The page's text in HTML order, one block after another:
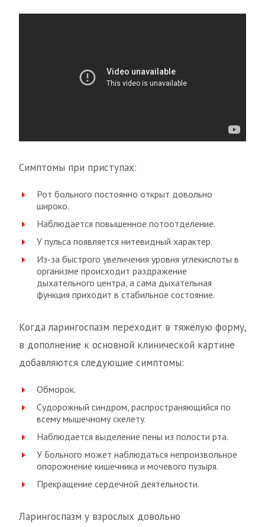
Симптомы при приступах:
Рот больного постоянно открыт довольно
широко.
Наблюдается повышенное потоотделение.
У пульса появляется нитевидный характер.
Из-за быстрого увеличения уровня углекислоты в
организме происходит раздражение
дыхательного центра, а сама дыхательная
функция приходит в стабильное состояние.
Когда ларингоспазм переходит в тяжёлую форму,
в дополнение к основной клинической картине
добавляются следующие симптомы:
Обморок.
Судорожный синдром, распространяющийся по
всему мышечному скелету.
Наблюдается выделение пены из полости рта.
У Больного может наблюдаться непроизвольное
опорожнение кишечника и мочевого пузыря.
Прекращение сердечной деятельности.
Ларингоспазм у взрослых довольно